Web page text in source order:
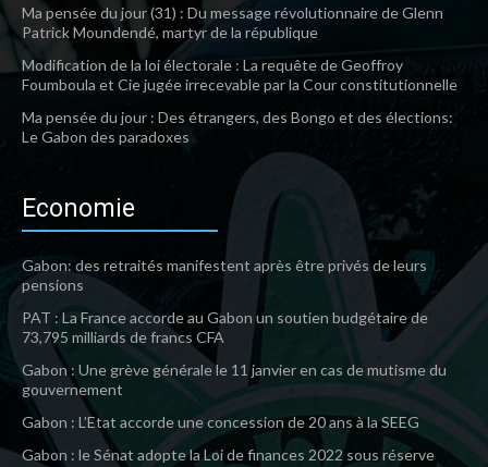
Ma pensée du jour (31) : Du message révolutionnaire de Glenn
Patrick Moundendé, martyr de la république
Modification de la loi électorale : La requête de Geoffroy
Foumboula et Cie jugée irrecevable par la Cour constitutionnelle
Ma pensée du jour : Des étrangers, des Bongo et des élections:
Le Gabon des paradoxes
Economie
Gabon: des retraités manifestent après être privés de leurs
pensions
PAT : La France accorde au Gabon un soutien budgétaire de
73,795 milliards de francs CFA
Gabon : Une grève générale le 11 janvier en cas de mutisme du
gouvernement
Gabon : L’Etat accorde une concession de 20 ans à la SEEG
Gabon : le Sénat adopte la Loi de finances 2022 sous réserve